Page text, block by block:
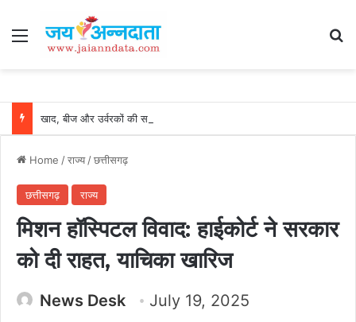
Menu
Home /राज्य/छत्तीसगढ़
छत्तीसगढ़ राज्य
मिशन हॉस्पिटल विवाद: हाईकोर्ट ने सरकार
को दी राहत, याचिका खारिज
News Desk
July 19, 2025